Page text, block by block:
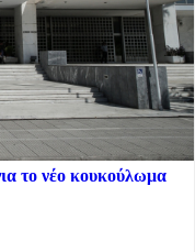
το νέο κουκούλωμα